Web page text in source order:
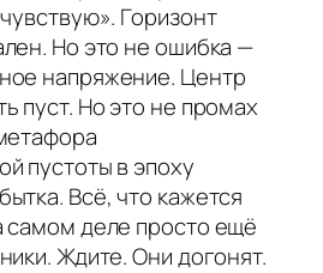
Горизонт
Но это не ошибка —
напряжение. Центр
пуст. Но это не промах
пустоты в эпоху
Всё, что кажется
деле просто ещё
Ждите. Они догонят.